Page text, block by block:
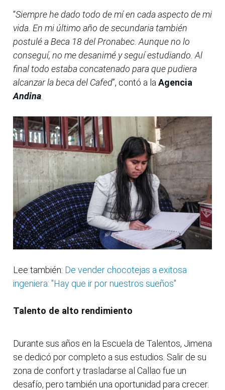
“Siempre he dado todo de mí en cada aspecto de mi
vida. En mi último año de secundaria también
postulé a Beca 18 del Pronabec. Aunque no lo
conseguí, no me desanimé y seguí estudiando. Al
final todo estaba concatenado para que pudiera
alcanzar la beca del Cafed”, contó a la Agencia
Andina
Lee también: De vender chocotejas a exitosa
ingeniera: "Hay que ir por nuestros sueños"
Talento de alto rendimiento
Durante sus años en la Escuela de Talentos, Jimena
se dedicó por completo a sus estudios. Salir de su
zona de confort y trasladarse al Callao fue un
desafío, pero también una oportunidad para crecer.